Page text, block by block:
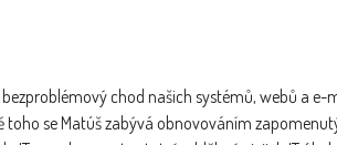
chod našich systémů, webů a
se Matúš zabývá obnovováním